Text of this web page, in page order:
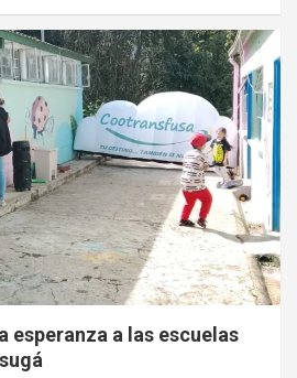
esperanza a las escuelas